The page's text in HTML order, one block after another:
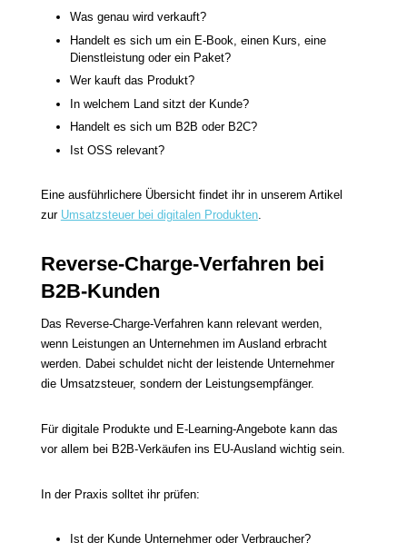
Was genau wird verkauft?
Handelt es sich um ein E-Book, einen Kurs, eine
Dienstleistung oder ein Paket?
Wer kauft das Produkt?
In welchem Land sitzt der Kunde?
Handelt es sich um B2B oder B2C?
Ist OSS relevant?
Eine ausführlichere Übersicht findet ihr in unserem Artikel
zur Umsatzsteuer bei digitalen Produkten.
Reverse-Charge-Verfahren bei
B2B-Kunden
Das Reverse-Charge-Verfahren kann relevant werden,
wenn Leistungen an Unternehmen im Ausland erbracht
werden. Dabei schuldet nicht der leistende Unternehmer
die Umsatzsteuer, sondern der Leistungsempfänger.
Für digitale Produkte und E-Learning-Angebote kann das
vor allem bei B2B-Verkäufen ins EU-Ausland wichtig sein.
In der Praxis solltet ihr prüfen:
Ist der Kunde Unternehmer oder Verbraucher?